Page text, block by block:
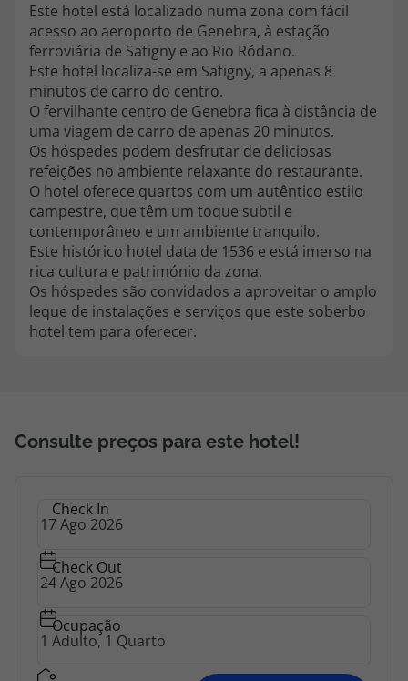
218 925 471
Custo de uma chamada para a rede fixa nacional.
A sua agência de viagens Top Atlântico tem a preocupação de estar
sempre mais perto de si, para maior comodidade e total facilidade
na marcação das suas viagens, tem ainda ao seu dispor o nosso call
center a funcionar todos os dias úteis das 10:00 às 20:00 e Sábado
das 10:00 às 14:00.
topatlantico@topatlantico.com
Este hotel está localizado numa zona com fácil
acesso ao aeroporto de Genebra, à estação
ferroviária de Satigny e ao Rio Ródano.
Este hotel localiza-se em Satigny, a apenas 8
minutos de carro do centro.
O fervilhante centro de Genebra fica à distância de
uma viagem de carro de apenas 20 minutos.
Os hóspedes podem desfrutar de deliciosas
refeições no ambiente relaxante do restaurante.
O hotel oferece quartos com um autêntico estilo
campestre, que têm um toque subtil e
contemporâneo e um ambiente tranquilo.
Este histórico hotel data de 1536 e está imerso na
rica cultura e património da zona.
Os hóspedes são convidados a aproveitar o amplo
leque de instalações e serviços que este soberbo
hotel tem para oferecer.
Consulte preços para este hotel!
Check In
Check Out
Ocupação